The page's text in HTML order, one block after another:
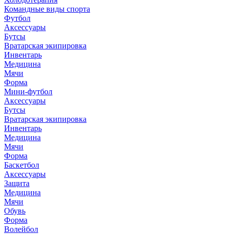
Командные виды спорта
Футбол
Аксессуары
Бутсы
Вратарская экипировка
Инвентарь
Медицина
Мячи
Форма
Мини-футбол
Аксессуары
Бутсы
Вратарская экипировка
Инвентарь
Медицина
Мячи
Форма
Баскетбол
Аксессуары
Защита
Медицина
Мячи
Обувь
Форма
Волейбол